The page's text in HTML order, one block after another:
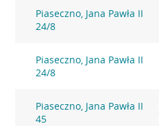
Piaseczno, Jana Pawła II
24/8
Piaseczno, Jana Pawła II
24/8
Piaseczno, Jana Pawła II
45